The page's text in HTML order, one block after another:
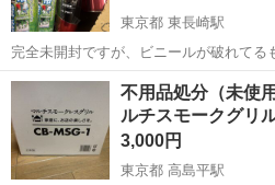
東京都 東長崎駅
完全未開封ですが、ビニールが破れてる
お願いします。 ProFits 17本IWATANIの
本 引き取りに来て下さる方よろしくお
東京 豊島区 東長崎駅 その他
不用品処分（未使
ルチスモークグリ
3,000円
東京都 高島平駅